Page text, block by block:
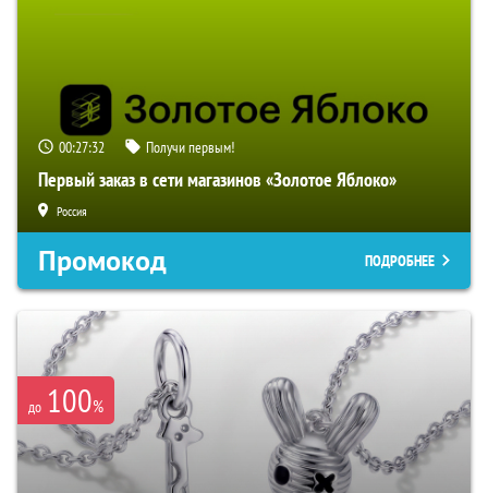
00:27:32 Получи первым!
Первый заказ в сети магазинов «Золотое Яблоко»
Россия
Промокод ПОДРОБНЕЕ
до 100%